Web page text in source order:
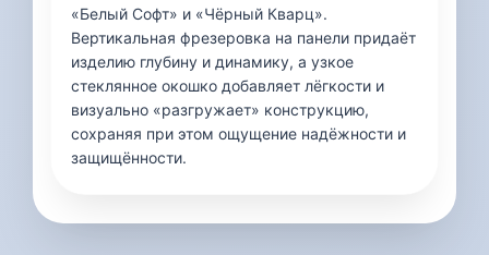
«Белый Софт» и «Чёрный Кварц».
Вертикальная фрезеровка на панели придаёт
изделию глубину и динамику, а узкое
стеклянное окошко добавляет лёгкости и
визуально «разгружает» конструкцию,
сохраняя при этом ощущение надёжности и
защищённости.